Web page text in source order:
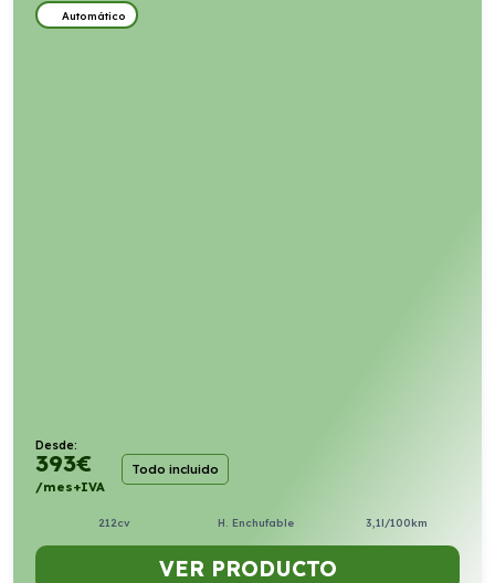
Automático
Desde:
393€
/mes+IVA
Todo incluido
212cv H. Enchufable 3,1l/100km
VER PRODUCTO